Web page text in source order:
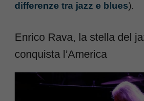
differenze tra jazz e blues).
Enrico Rava, la stella del
conquista l’America